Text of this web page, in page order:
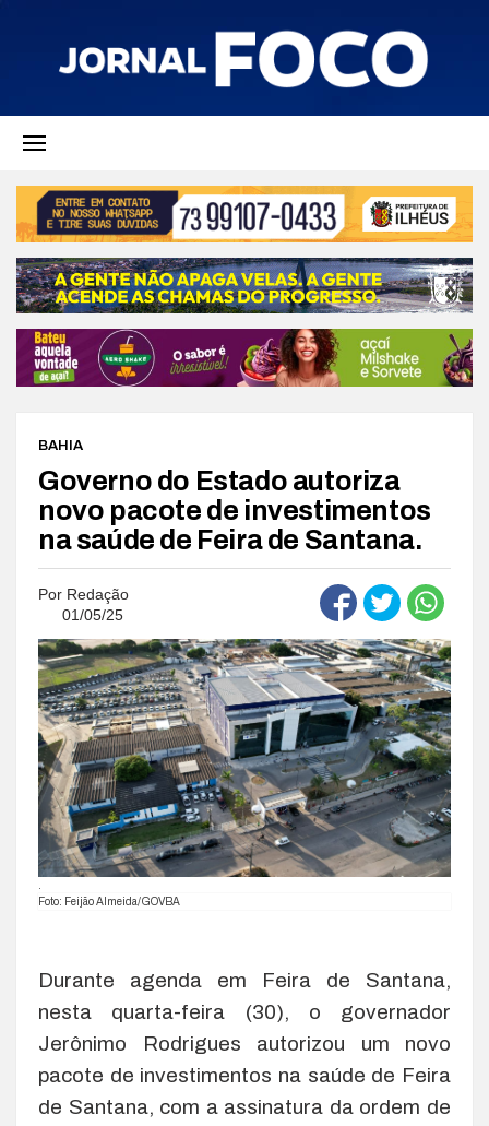
BAHIA
Governo do Estado autoriza
novo pacote de investimentos
na saúde de Feira de Santana.
Por Redação
01/05/25
.
Foto: Feijão Almeida/GOVBA
Durante agenda em Feira de Santana,
nesta quarta-feira (30), o governador
Jerônimo Rodrigues autorizou um novo
pacote de investimentos na saúde de Feira
de Santana, com a assinatura da ordem de